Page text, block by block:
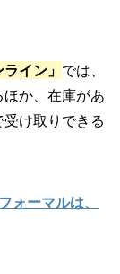
イン」 では、
か、在庫があ
け取りできる
ォーマルは、